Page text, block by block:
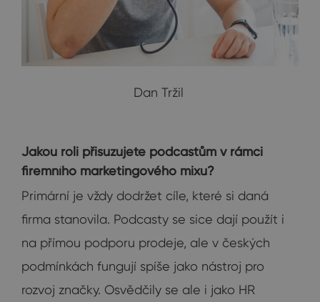
Dan Tržil
Jakou roli přisuzujete podcastům v rámci
firemního marketingového mixu?
Primární je vždy dodržet cíle, které si daná
firma stanovila. Podcasty se sice dají použít i
na přímou podporu prodeje, ale v českých
podmínkách fungují spíše jako nástroj pro
rozvoj značky. Osvědčily se ale i jako HR